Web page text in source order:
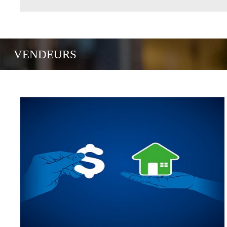
VENDEURS